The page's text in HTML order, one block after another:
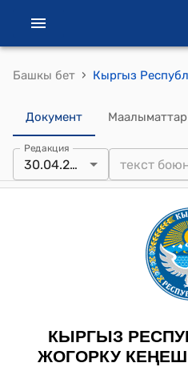
Башкы бет ›
Документ Маалыматтар
Редакция
30.04.2025